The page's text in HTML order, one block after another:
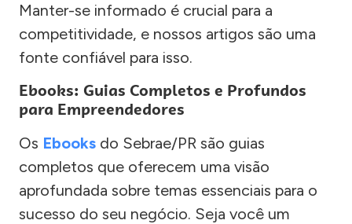
Manter-se informado é crucial para a
competitividade, e nossos artigos são uma
fonte confiável para isso.
Ebooks: Guias Completos e Profundos
para Empreendedores
Os Ebooks do Sebrae/PR são guias
completos que oferecem uma visão
aprofundada sobre temas essenciais para o
sucesso do seu negócio. Seja você um